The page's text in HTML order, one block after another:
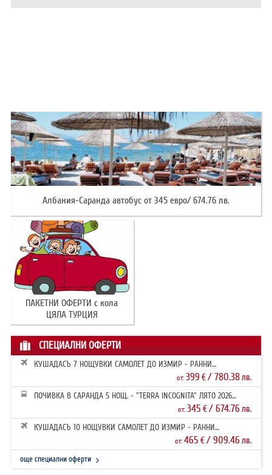
ЗА НАС
КОНТАКТИ
ОБЩИ УСЛОВИЯ ПАКЕТНИ
ПЪТУВАНИЯ
ПОЛИТИКА ЗА ПОВЕРИТЕЛНОСТ
Албания-Саранда автобус от 345 евро/ 674.76 лв.
ПАКЕТНИ ОФЕРТИ с кола
ЦЯЛА ТУРЦИЯ
СПЕЦИАЛНИ ОФЕРТИ
КУШАДАСЪ 7 НОЩУВКИ САМОЛЕТ ДО ИЗМИР - РАННИ
от:399 €/ 780.38лв.
ПОЧИВКА В САРАНДА 5 НОЩ. - "TERRA INCOGNITA" ЛЯТО 2026
от:345 €/ 674.76лв.
КУШАДАСЪ 10 НОЩУВКИ САМОЛЕТ ДО ИЗМИР - РАННИ
от:465 €/ 909.46лв.
още специални оферти